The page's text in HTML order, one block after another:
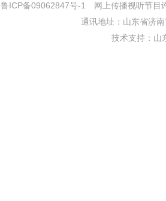
鲁ICP备09062847号-1
网上传播视听节目
通讯地址：山东省济
技术支持： 山